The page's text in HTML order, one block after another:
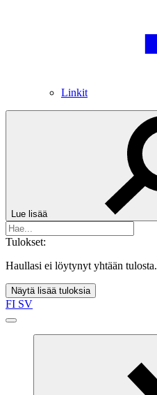
Linkit
Lue lisää
Tulokset:
Haullasi ei löytynyt yhtään tulosta.
Näytä lisää tuloksia
FI SV